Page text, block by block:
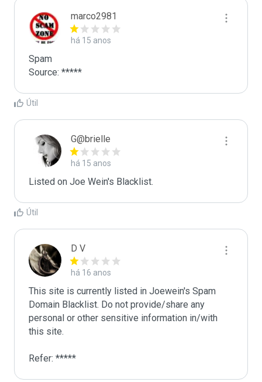
marco2981
há 15 anos
Spam
Source: *****
Útil
G@brielle
há 15 anos
Listed on Joe Wein's Blacklist.
Útil
D V
há 16 anos
This site is currently listed in Joewein's Spam
Domain Blacklist. Do not provide/share any
personal or other sensitive information in/with
this site.
Refer: *****